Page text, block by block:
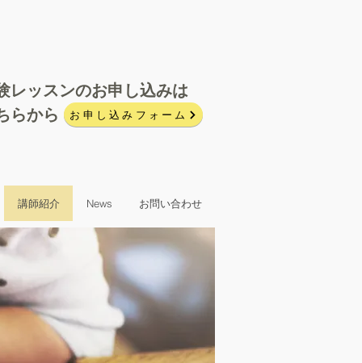
レッスンのお申し込みは
らから お申し込みフォーム
講師紹介 News お問い合わせ